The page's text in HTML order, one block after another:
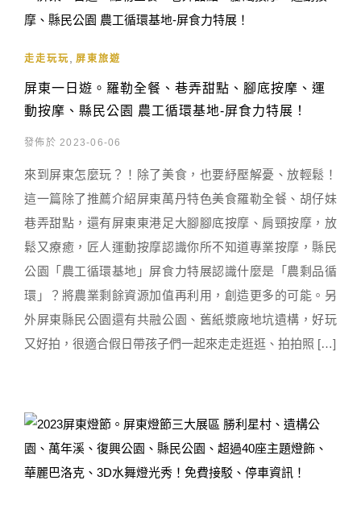
走走玩玩 屏東旅遊
屏東一日遊。羅勒全餐、巷弄甜點、腳底按摩、運
動按摩、縣民公園 農工循環基地-屏食力特展！
發佈於 2023-06-06
來到屏東怎麼玩？！除了美食，也要紓壓解憂、放輕鬆！
這一篇除了推薦介紹屏東萬丹特色美食羅勒全餐、胡仔妹
巷弄甜點，還有屏東東港足大腳腳底按摩、肩頸按摩，放
鬆又療癒，匠人運動按摩認識你所不知道專業按摩，縣民
公園「農工循環基地」屏食力特展認識什麼是「農剩品循
環」？將農業剩餘資源加值再利用，創造更多的可能。另
外屏東縣民公園還有共融公園、舊紙漿廠地坑遺構，好玩
又好拍，很適合假日帶孩子們一起來走走逛逛、拍拍照 […]